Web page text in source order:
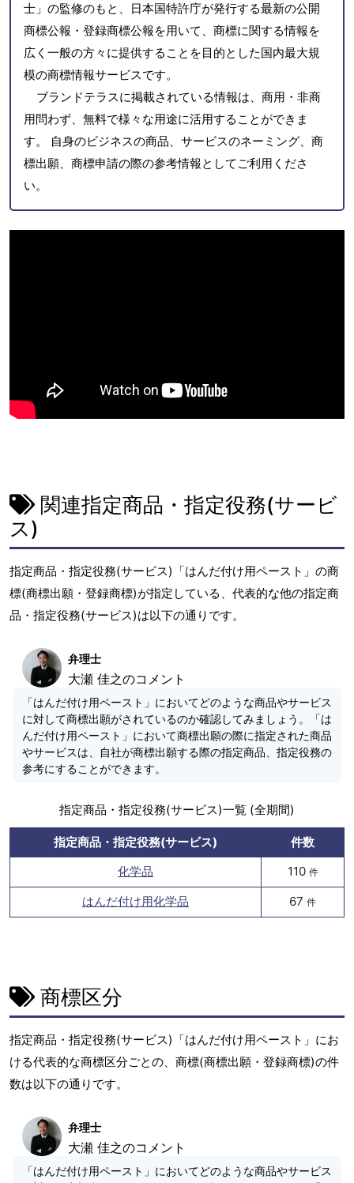
士」の監修のもと、日本国特許庁が発行する最新の公開
商標公報・登録商標公報を用いて、商標に関する情報を
広く一般の方々に提供することを目的とした国内最大規
模の商標情報サービスです。
ブランドテラスに掲載されている情報は、商用・非商
用問わず、無料で様々な用途に活用することができま
す。 自身のビジネスの商品、サービスのネーミング、商
標出願、商標申請の際の参考情報としてご利用くださ
い。
関連指定商品・指定役務(サービ
ス)
指定商品・指定役務(サービス)「はんだ付け用ペースト」の商
標(商標出願・登録商標)が指定している、代表的な他の指定商
品・指定役務(サービス)は以下の通りです。
弁理士
大瀬 佳之のコメント
「はんだ付け用ペースト」においてどのような商品やサービス
に対して商標出願がされているのか確認してみましょう。「は
んだ付け用ペースト」において商標出願の際に指定された商品
やサービスは、自社が商標出願する際の指定商品、指定役務の
参考にすることができます。
指定商品・指定役務(サービス)一覧 (全期間)
指定商品・指定役務(サービス)
件数
化学品
110 件
はんだ付け用化学品 67 件
商標区分
指定商品・指定役務(サービス)「はんだ付け用ペースト」にお
ける代表的な商標区分ごとの、商標(商標出願・登録商標)の件
数は以下の通りです。
弁理士
大瀬 佳之のコメント
「はんだ付け用ペースト」においてどのような商品やサービス